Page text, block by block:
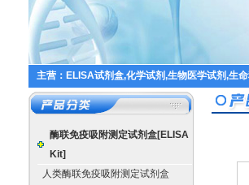
主营：ELISA试剂盒,化学试剂,生物医学试剂,生
酶联免疫吸附测定试剂盒[ELISA
Kit]
人类酶联免疫吸附测定试剂盒